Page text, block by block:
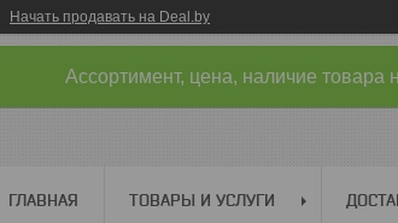
Начать продавать на Deal.by
Ассортимент, цена, наличие товара
ГЛАВНАЯ ТОВАРЫ И УСЛУГИ